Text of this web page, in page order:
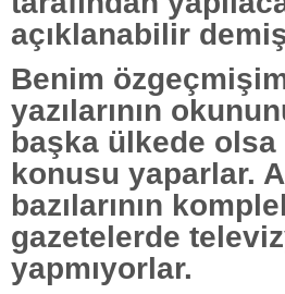
açıklanabilir
Benim
yazılarının
başka ülkede
konusu yaparlar.
bazılarının
gazetelerde
yapmıyorlar.